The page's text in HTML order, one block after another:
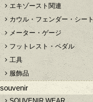
エキゾースト関連
カウル・フェンダー・シート
メーター・ゲージ
フットレスト・ペダル
工具
服飾品
souvenir